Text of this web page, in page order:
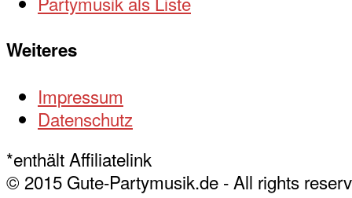
Weiteres
Impressum
Datenschutz
*enthält Affiliatelink
© 2015 Gute-Partymusik.de - All rights